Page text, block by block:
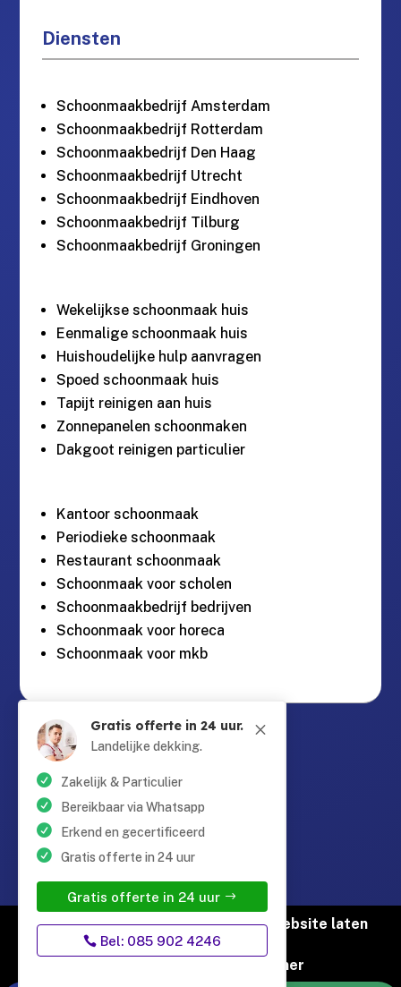
Diensten
Schoonmaakbedrijf Amsterdam
Schoonmaakbedrijf Rotterdam
Schoonmaakbedrijf Den Haag
Schoonmaakbedrijf Utrecht
Schoonmaakbedrijf Eindhoven
Schoonmaakbedrijf Tilburg
Schoonmaakbedrijf Groningen
Wekelijkse schoonmaak huis
Eenmalige schoonmaak huis
Huishoudelijke hulp aanvragen
Spoed schoonmaak huis
Tapijt reinigen aan huis
Zonnepanelen schoonmaken
Dakgoot reinigen particulier
Kantoor schoonmaak
Periodieke schoonmaak
Restaurant schoonmaak
Schoonmaak voor scholen
Schoonmaakbedrijf bedrijven
Schoonmaak voor horeca
Schoonmaak voor mkb

Guntersteinweg 377,
2531KA Den Haag

 085 90 24 24 6
M
Gratis offerte in 24 uur.
Landelijke dekking.
Zakelijk & Particulier
Bereikbaar via Whatsapp
Erkend en gecertificeerd
Gratis offerte in 24 uur
Gratis offerte in 24 uur
Bel: 085 902 4246
© Copyright Schoonmaak Totaal | Website laten
maken door Flexamedia
Disclaimer